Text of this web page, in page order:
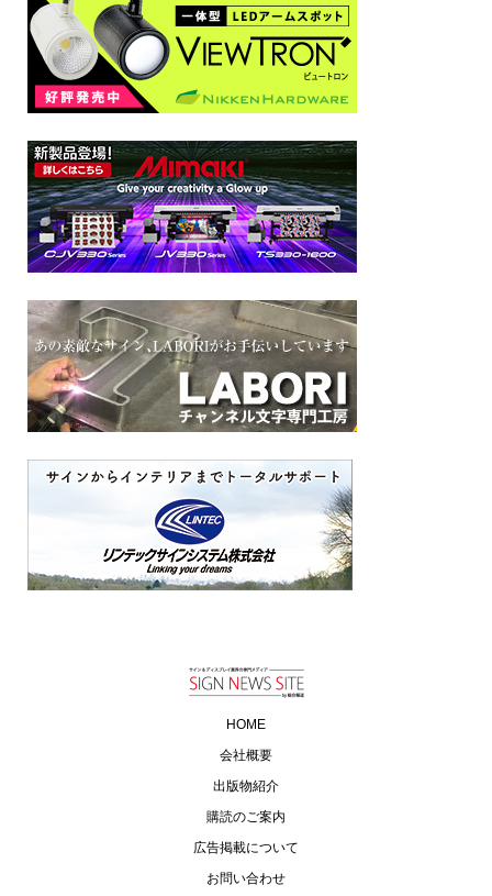
HOME
会社概要
出版物紹介
購読のご案内
広告掲載について
お問い合わせ